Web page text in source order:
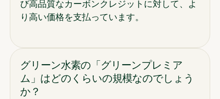
び高品質なカーボンクレジットに対して、よ
り高い価格を支払っています。
グリーン水素の「グリーンプレミア
ム」はどのくらいの規模なのでしょう
か？